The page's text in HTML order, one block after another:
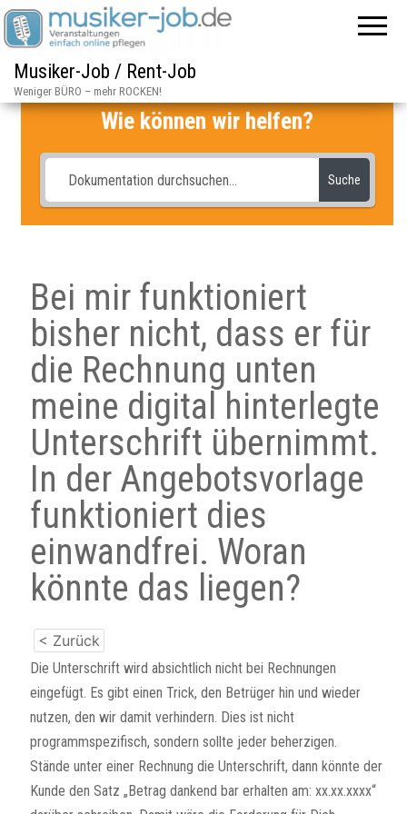
Musiker-Job / Rent-Job
Weniger BÜRO – mehr ROCKEN!
Wie können wir helfen?
Suche
Bei mir funktioniert
bisher nicht, dass er für
die Rechnung unten
meine digital hinterlegte
Unterschrift übernimmt.
In der Angebotsvorlage
funktioniert dies
einwandfrei. Woran
könnte das liegen?
< Zurück
Die Unterschrift wird absichtlich nicht bei Rechnungen
eingefügt. Es gibt einen Trick, den Betrüger hin und wieder
nutzen, den wir damit verhindern. Dies ist nicht
programmspezifisch, sondern sollte jeder beherzigen.
Stände unter einer Rechnung die Unterschrift, dann könnte der
Kunde den Satz „Betrag dankend bar erhalten am: xx.xx.xxxx“